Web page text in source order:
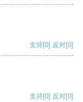
支持[0] 反对[0]
支持[0] 反对[0]